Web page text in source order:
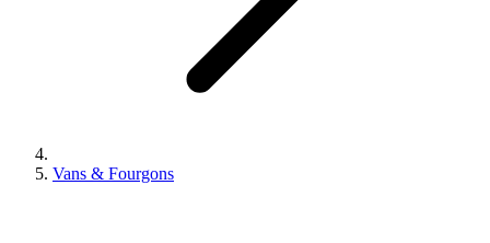
Vans & Fourgons